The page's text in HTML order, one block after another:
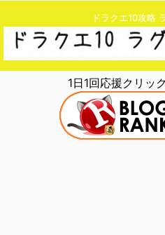
ドラクエ10攻略
1日1回応援クリッ